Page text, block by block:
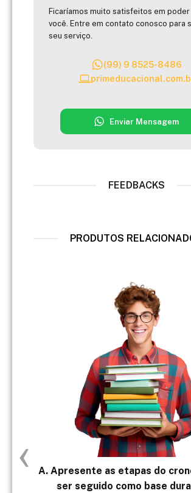
Ficaríamos muito satisfeitos em poder
você. Entre em contato conosco para
seu serviço.
(99) 9 8525-8486
Enviar Mensagem
FEEDBACKS
PRODUTOS
A. Apresente as etapas do
ser seguido como base
‹